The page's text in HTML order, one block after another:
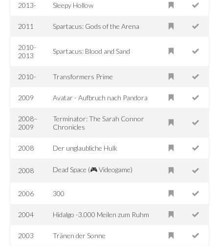
2013- Sleepy Hollow
2011 Spartacus: Gods of the Arena
2010-
2013
Spartacus: Blood and Sand
2010- Transformers Prime
2009 Avatar - Aufbruch nach Pandora
2008–
2009
Terminator: The Sarah Connor
Chronicles
2008 Der unglaubliche Hulk
2008 Dead Space (🎮 Videogame)
2006 300
2004 Hidalgo -3.000 Meilen zum Ruhm
2003 Tränen der Sonne